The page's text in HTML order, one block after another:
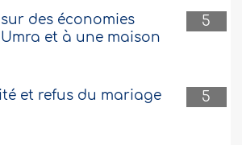
5
des économies
et à une maison
5
et refus du mariage